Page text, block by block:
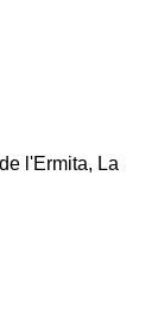
l'Ermita, La